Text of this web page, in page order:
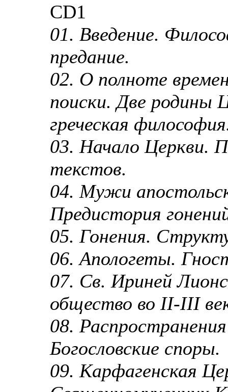
CD1
01. Введение.
предание.
02. О полноте
поиски. Две родины
греческая
03. Начало Церкви.
текстов.
04. Мужи
Предистория
05. Гонения.
06. Апологеты.
07. Св. Ириней
общество во II-III
08.
Богословские споры.
09. Карфагенская